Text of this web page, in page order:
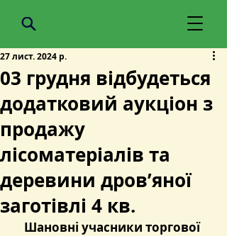
03 грудня відбудеться
додатковий аукціон з
продажу
лісоматеріалів та
деревини дров’яної
заготівлі 4 кв.
27 лист. 2024 р.
Шановні учасники торгової